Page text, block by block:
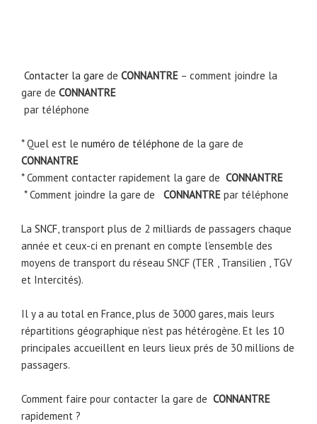
Contacter la gare de CONNANTRE – comment joindre la
gare de CONNANTRE
par téléphone
* Quel est le numéro de téléphone de la gare de
CONNANTRE
* Comment contacter rapidement la gare de CONNANTRE
* Comment joindre la gare de
CONNANTRE par téléphone
La SNCF, transport plus de 2 milliards de passagers chaque
année et ceux-ci en prenant en compte l’ensemble des
moyens de transport du réseau SNCF (TER , Transilien , TGV
et Intercités).
Il y a au total en France, plus de 3000 gares, mais leurs
répartitions géographique n’est pas hétérogène. Et les 10
principales accueillent en leurs lieux prés de 30 millions de
passagers.
Comment faire pour contacter la gare de CONNANTRE
rapidement ?